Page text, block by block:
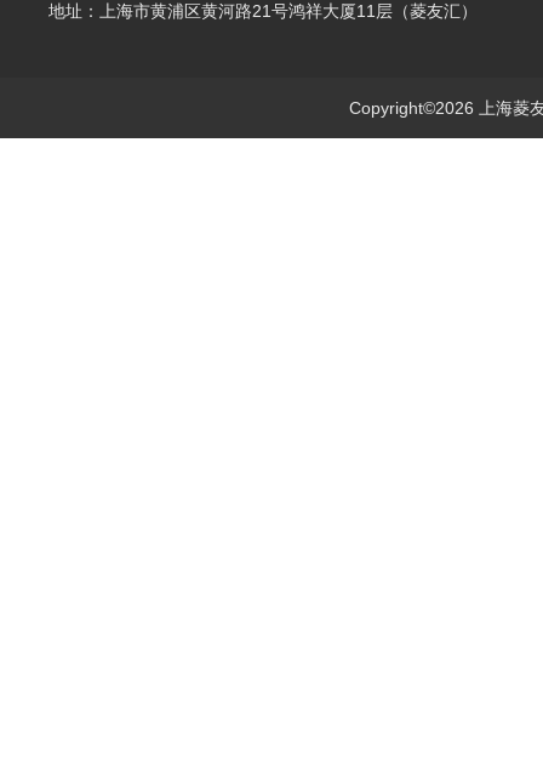
地址：上海市黄浦区黄河路21号鸿祥大厦11层（菱友汇）
Copyright©2026 上海菱